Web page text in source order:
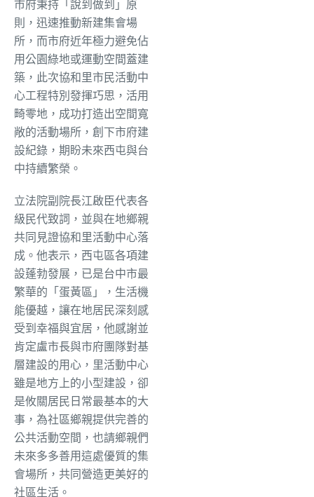
市府秉持「說到做到」原
則，迅速推動新建集會場
所，而市府近年極力避免佔
用公園綠地或運動空間蓋建
築，此次協和里市民活動中
心工程特別發揮巧思，活用
畸零地，成功打造出空間寬
敞的活動場所，創下市府建
設紀錄，期盼未來西屯與台
中持續繁榮。
立法院副院長江啟臣代表各
級民代致詞，並與在地鄉親
共同見證協和里活動中心落
成。他表示，西屯區各項建
設蓬勃發展，已是台中市最
繁華的「蛋黃區」，生活機
能優越，讓在地居民深刻感
受到幸福與宜居，他感謝並
肯定盧市長與市府團隊對基
層建設的用心，里活動中心
雖是地方上的小型建設，卻
是攸關居民日常最基本的大
事，為社區鄉親提供完善的
公共活動空間，也請鄉親們
未來多多善用這處優質的集
會場所，共同營造更美好的
社區生活。